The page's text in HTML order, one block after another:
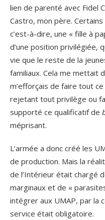
lien de parenté avec Fidel
Castro, mon père. Certains
c’est-à-dire, une « fille à
d’une position privilégiée,
vie que le reste de la
familiaux. Cela me mettait
m’efforçais de faire tout
rejetant tout privilège ou
supporté ce qualificatif de
méprisant.
L’armée a donc créé les
de production. Mais la
de l’Intérieur était chargé
marginaux et de «
intégrer aux UMAP, par la
service était obligatoire.